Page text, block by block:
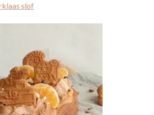
slof